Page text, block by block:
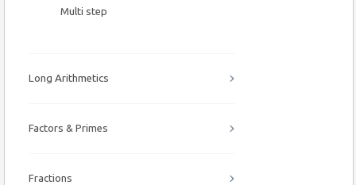
Multi step
Long Arithmetics
Factors & Primes
Fractions